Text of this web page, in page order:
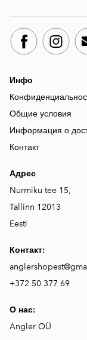
Инфо
Общие условия
Информация о
Контакт
Адрес
Nurmiku tee 15,
Tallinn 12013
Eesti
Контакт:
+372 50 377 69
О нас:
Angler OÜ